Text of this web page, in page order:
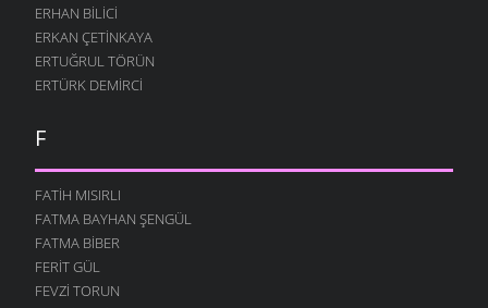
ERHAN BILICI
ERKAN ÇETINKAYA
ERTUĞRUL TÖRÜN
ERTÜRK DEMIRCI
F
FATIH MISIRLI
FATMA BAYHAN ŞENGÜL
FATMA BIBER
FERIT GÜL
FEVZI TORUN